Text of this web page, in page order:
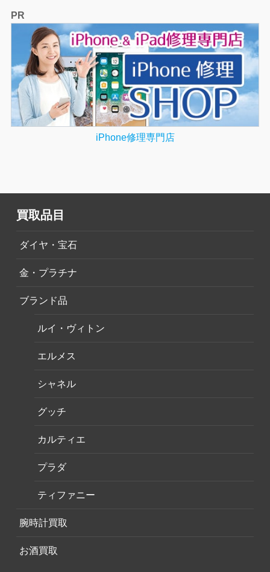
PR
iPhone修理専門店
買取品目
ダイヤ・宝石
金・プラチナ
ブランド品
ルイ・ヴィトン
エルメス
シャネル
グッチ
カルティエ
プラダ
ティファニー
腕時計買取
お酒買取